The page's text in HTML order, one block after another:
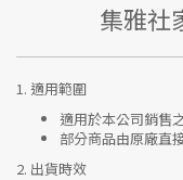
集雅社
1. 適用範圍
適用於本公司銷售
部分商品由原廠直
2. 出貨時效